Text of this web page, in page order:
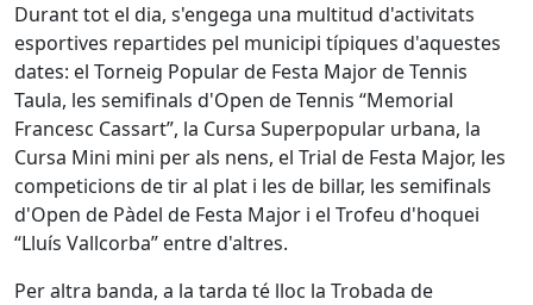
Durant tot el dia, s'engega una multitud d'activitats
esportives repartides pel municipi típiques d'aquestes
dates: el Torneig Popular de Festa Major de Tennis
Taula, les semifinals d'Open de Tennis “Memorial
Francesc Cassart”, la Cursa Superpopular urbana, la
Cursa Mini mini per als nens, el Trial de Festa Major, les
competicions de tir al plat i les de billar, les semifinals
d'Open de Pàdel de Festa Major i el Trofeu d'hoquei
“Lluís Vallcorba” entre d'altres.
Per altra banda, a la tarda té lloc la Trobada de